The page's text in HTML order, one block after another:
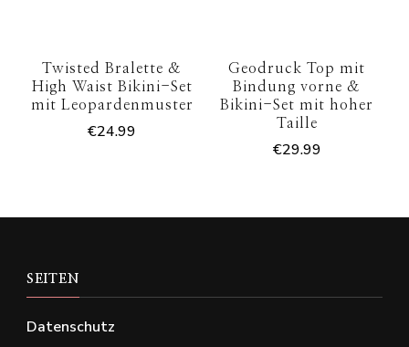
Twisted Bralette &
High Waist Bikini-Set
mit Leopardenmuster
€24.99
Geodruck Top mit
Bindung vorne &
Bikini-Set mit hoher
Taille
€29.99
SEITEN
Datenschutz